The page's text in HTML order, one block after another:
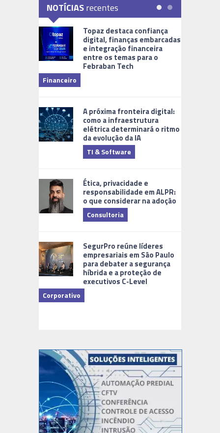
NOTÍCIASrecentes
Topaz destaca confiança
digital, finanças embarcadas
e integração financeira
entre os temas para o
Febraban Tech
Financeiro
A próxima fronteira digital:
como a infraestrutura
elétrica determinará o ritmo
da evolução da IA
TI & Software
Ética, privacidade e
responsabilidade em ALPR:
o que considerar na adoção
Consultoria
SegurPro reúne líderes
empresariais em São Paulo
para debater a segurança
híbrida e a proteção de
executivos C-Level
Corporativo